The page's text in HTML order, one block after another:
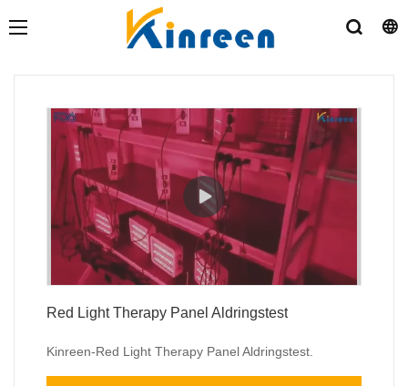
Red Light Therapy Panel Aldringstest
Kinreen-Red Light Therapy Panel Aldringstest.